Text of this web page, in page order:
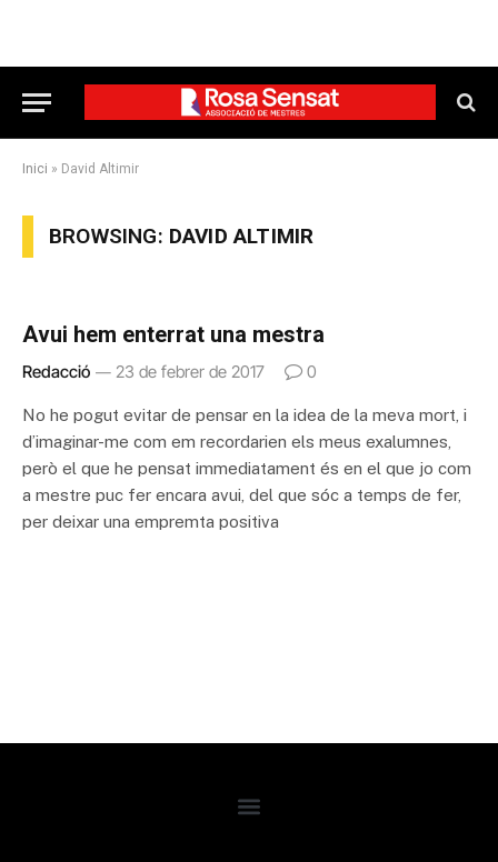
Inici » David Altimir
BROWSING: DAVID ALTIMIR
Avui hem enterrat una mestra
Redacció 23 de febrer de 2017 0
No he pogut evitar de pensar en la idea de la meva mort, i
d’imaginar-me com em recordarien els meus exalumnes,
però el que he pensat immediatament és en el que jo com
a mestre puc fer encara avui, del que sóc a temps de fer,
per deixar una empremta positiva